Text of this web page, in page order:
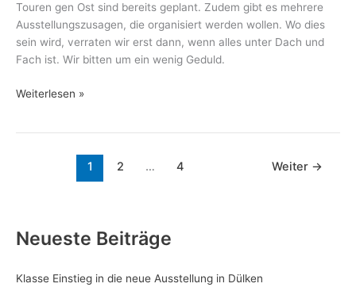
Touren gen Ost sind bereits geplant. Zudem gibt es mehrere
Ausstellungszusagen, die organisiert werden wollen. Wo dies
sein wird, verraten wir erst dann, wenn alles unter Dach und
Fach ist. Wir bitten um ein wenig Geduld.
Weiterlesen »
1 2 … 4 Weiter →
Neueste Beiträge
Klasse Einstieg in die neue Ausstellung in Dülken